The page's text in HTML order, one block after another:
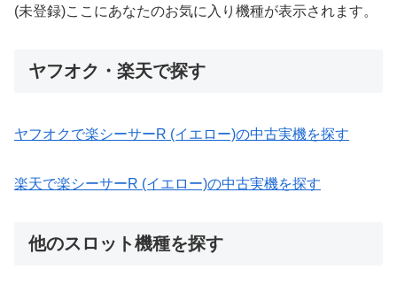
(未登録)ここにあなたのお気に入り機種が表示されます。
ヤフオク・楽天で探す
ヤフオクで楽シーサーR (イエロー)の中古実機を探す
楽天で楽シーサーR (イエロー)の中古実機を探す
他のスロット機種を探す